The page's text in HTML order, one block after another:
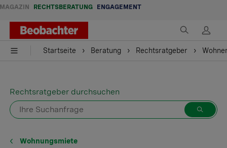
MAGAZIN RECHTSBERATUNG ENGAGEMENT
Startseite Beratung Rechtsratgeber
Rechtsratgeber durchsuchen
Wohnungsmiete